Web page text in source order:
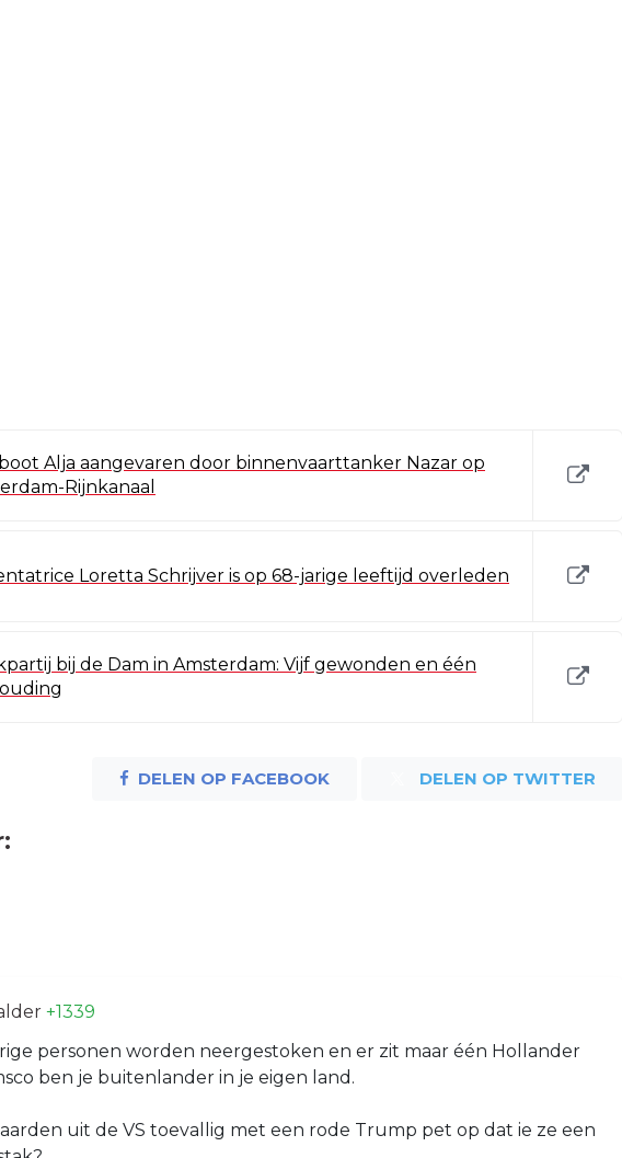
Alja aangevaren door binnenvaarttanker Nazar op
Rijnkanaal
Loretta Schrijver is op 68-jarige leeftijd overleden
bij de Dam in Amsterdam: Vijf gewonden en één
DELEN OP FACEBOOK DELEN OP TWITTER
+1339
personen worden neergestoken en er zit maar één Hollander
ben je buitenlander in je eigen land.
uit de VS toevallig met een rode Trump pet op dat ie ze een